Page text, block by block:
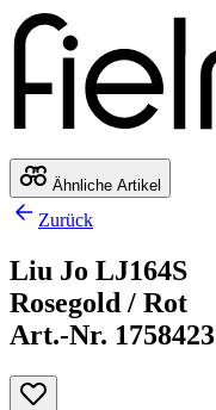
Ähnliche Artikel
Zurück
Liu Jo LJ164S
Rosegold / Rot
Art.-Nr. 1758423